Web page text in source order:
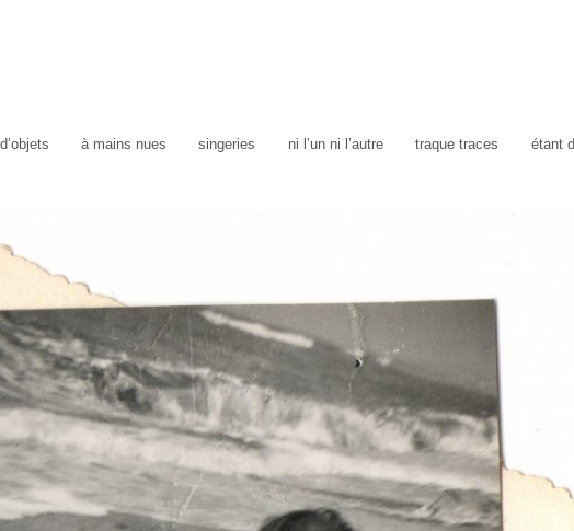
à mains nues singeries ni l’un ni l’autre traque traces étant